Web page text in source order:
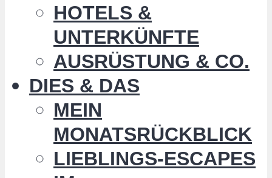
HOTELS &
UNTERKÜNFTE
AUSRÜSTUNG & CO.
DIES & DAS
MEIN
MONATSRÜCKBLICK
LIEBLINGS-ESCAPES